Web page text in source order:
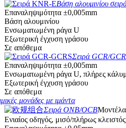
Βάση αλουμινίου
Επαναληψιμότητα ±0,005mm
Βάση αλουμινίου
Ενσωματωμένη ράγα U
Εξωτερική έγχυση γράσου
Σε απόθεμα
Σειρά GCR/
Επαναληψιμότητα ±0,005mm
Ενσωματωμένη ράγα U, πλήρες
Εξωτερική έγχυση γράσου
Σε απόθεμα
μονάδες με ιμάντα
Σειρά ONB/OCB
Ενιαίος οδηγός, μισό/πλήρως κλειστός